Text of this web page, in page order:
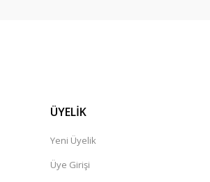
ÜYELİK
Yeni Üyelik
Üye Girişi